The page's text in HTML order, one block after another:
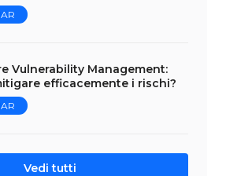
Vulnerability Management:
efficacemente i rischi?
Vedi tutti